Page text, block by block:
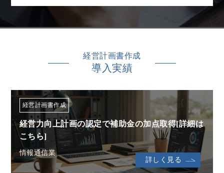
経営計画書作成
導入実績
経営計画書作成
経営力向上計画の認定で補助金の加点取得[詳細は
こちら]
情報通信業
詳しく見る